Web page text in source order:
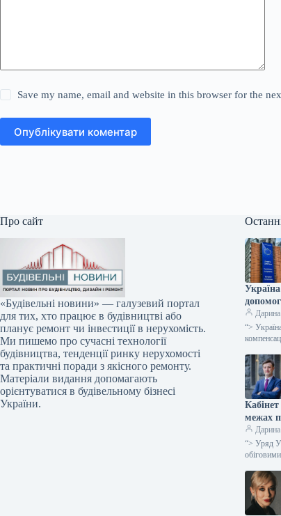
Save my name, email and website in this browser for the
Опублікувати коментар
Про сайт
«Будівельні новини» — галузевий портал
для тих, хто працює в будівництві або
планує ремонт чи інвестиції в нерухомість.
Ми пишемо про сучасні технології
будівництва, тенденції ринку нерухомості
та практичні поради з якісного ремонту.
Матеріали видання допомагають
орієнтуватися в будівельному бізнесі
України.
“>
межах
“> Уряд